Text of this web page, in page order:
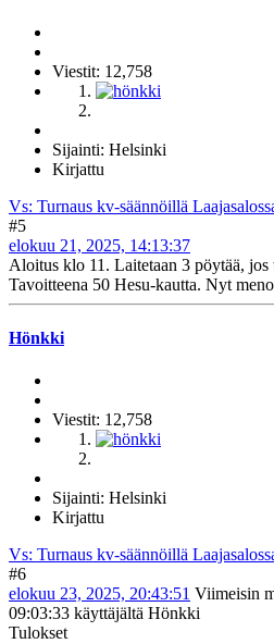
Viestit: 12,758
Sijainti: Helsinki
Kirjattu
Vs: Turnaus kv-säännöillä
#5
elokuu 21, 2025, 14:13:37
Aloitus klo 11. Laitetaan 3 pöytää, jos
Tavoitteena 50 Hesu-kautta. Nyt
Hönkki
Viestit: 12,758
Sijainti: Helsinki
Kirjattu
Vs: Turnaus kv-säännöillä
#6
elokuu 23, 2025, 20:43:51 Viimeisin
09:03:33 käyttäjältä Hönkki
Tulokset